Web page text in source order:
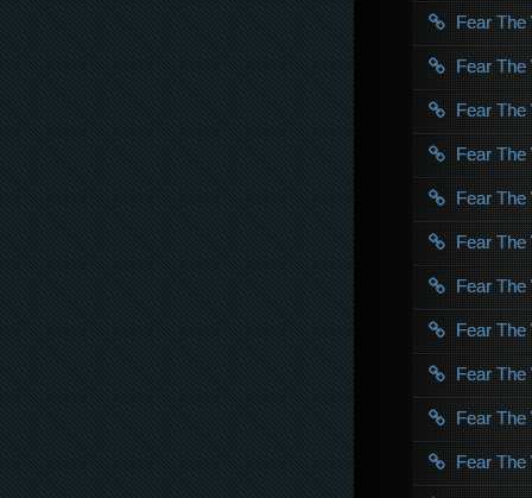
Fear
Fear
Fear
Fear
Fear
Fear
Fear
Fear
Fear
Fear
Fear